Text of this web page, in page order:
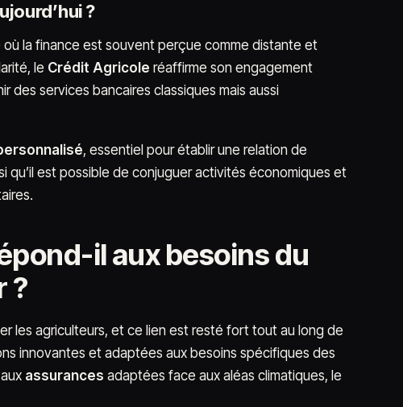
?
la finance est souvent perçue comme distante et
le Crédit Agricole réaffirme son engagement
des services bancaires classiques mais aussi
, essentiel pour établir une relation de
qu’il est possible de conjuguer activités économiques et
il aux besoins du
?
les agriculteurs, et ce lien est resté fort tout au long de
innovantes et adaptées aux besoins spécifiques des
assurances adaptées face aux aléas climatiques, le